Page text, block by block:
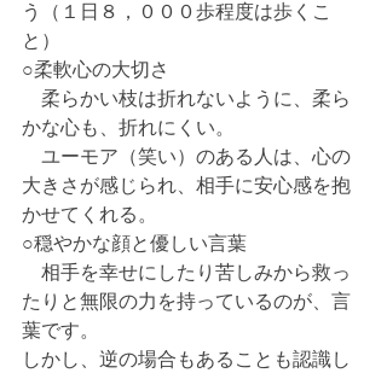
う（１日８，０００歩程度は歩くこ
と）
○柔軟心の大切さ
柔らかい枝は折れないように、柔ら
かな心も、折れにくい。
ユーモア（笑い）のある人は、心の
大きさが感じられ、相手に安心感を抱
かせてくれる。
○穏やかな顔と優しい言葉
相手を幸せにしたり苦しみから救っ
たりと無限の力を持っているのが、言
葉です。
しかし、逆の場合もあることも認識し